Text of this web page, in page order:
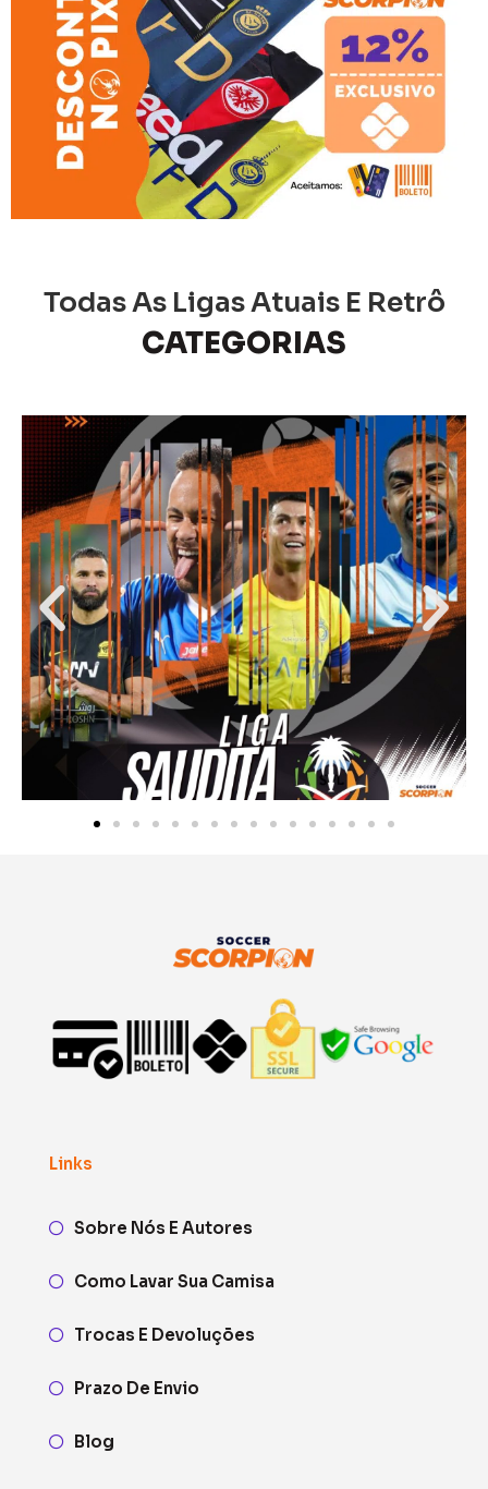
Todas As Ligas Atuais E Retrô
CATEGORIAS
Links
Sobre Nós E Autores
Como Lavar Sua Camisa
Trocas E Devoluções
Prazo De Envio
Blog